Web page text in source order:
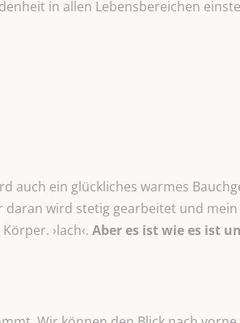
in allen Lebensbereichen
auch ein glückliches warmes
wird stetig gearbeitet und mein
›lach‹. Aber es ist wie es ist